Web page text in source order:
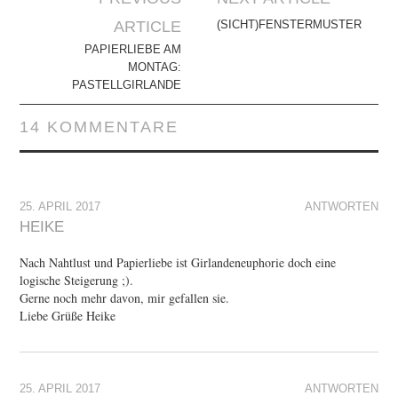
NavigationARTICLE
PAPIERLIEBE AM
MONTAG:
PASTELLGIRLANDE
(SICHT)FENSTERMUSTER
14 KOMMENTARE
ANTWORTEN
25. APRIL 2017
HEIKE
Nach Nahtlust und Papierliebe ist Girlandeneuphorie doch eine
logische Steigerung ;).
Gerne noch mehr davon, mir gefallen sie.
Liebe Grüße Heike
ANTWORTEN
25. APRIL 2017